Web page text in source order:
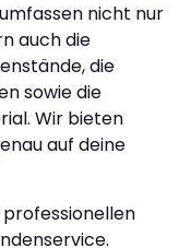
nicht nur
auch die
die
sowie die
Wir bieten
auf deine